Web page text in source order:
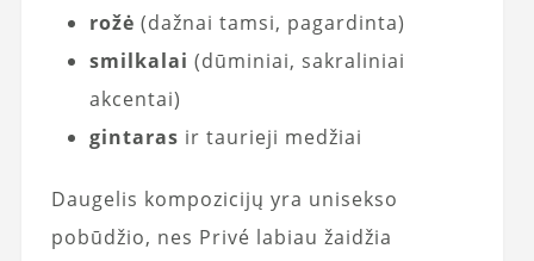
rožė (dažnai tamsi, pagardinta)
smilkalai (dūminiai, sakraliniai
akcentai)
gintaras ir taurieji medžiai
Daugelis kompozicijų yra unisekso
pobūdžio, nes Privé labiau žaidžia